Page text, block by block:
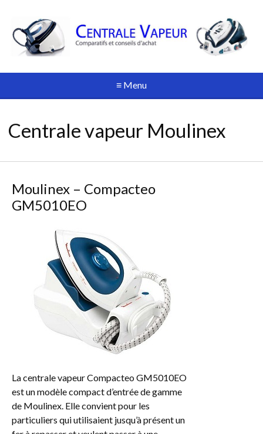
≡ Menu
Centrale vapeur Moulinex
Moulinex – Compacteo
GM5010EO
La centrale vapeur Compacteo GM5010EO
est un modèle compact d’entrée de gamme
de Moulinex. Elle convient pour les
particuliers qui utilisaient jusqu’à présent un